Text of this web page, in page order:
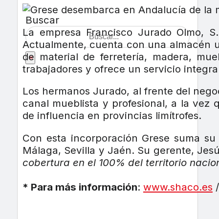
Buscar
×
La empresa Francisco Jurado Olmo,
Actualmente, cuenta con una almacén
de material de ferretería, madera,
trabajadores y ofrece un servicio
Los hermanos Jurado, al frente del
canal mueblista y profesional, a la vez
de influencia en provincias limítrofes.
Con esta incorporación Grese suma
Málaga, Sevilla y Jaén. Su gerente,
cobertura en el 100% del territorio
* Para más información: www.shaco.es